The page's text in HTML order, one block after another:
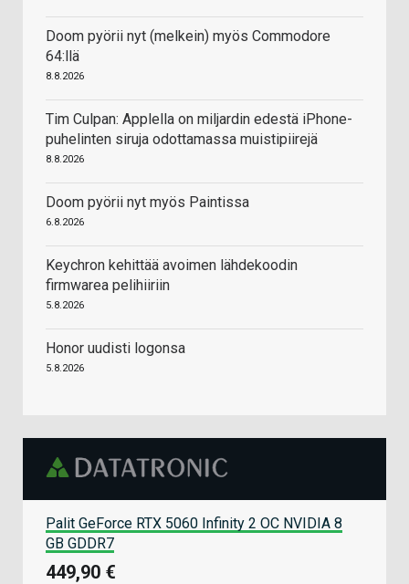
Doom pyörii nyt (melkein) myös Commodore
64:llä
8.8.2026
Tim Culpan: Applella on miljardin edestä iPhone-
puhelinten siruja odottamassa muistipiirejä
8.8.2026
Doom pyörii nyt myös Paintissa
6.8.2026
Keychron kehittää avoimen lähdekoodin
firmwarea pelihiiriin
5.8.2026
Honor uudisti logonsa
5.8.2026
Palit GeForce RTX 5060 Infinity 2 OC NVIDIA 8
GB GDDR7
449,90 €